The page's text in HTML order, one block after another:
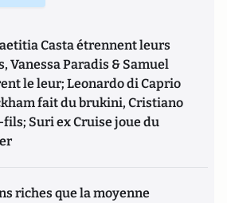
Casta étrennent leurs
Vanessa Paradis & Samuel
le leur; Leonardo di Caprio
fait du brukini, Cristiano
Suri ex Cruise joue du
riches que la moyenne